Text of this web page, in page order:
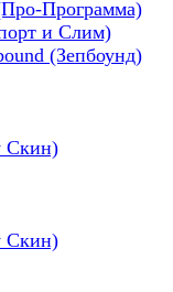
Программа)
и Слим)
(Зепбоунд)
Скин)
Скин)